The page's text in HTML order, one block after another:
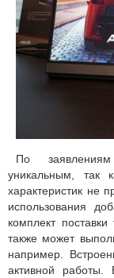
По заявлениям
уникальным, так
характеристик не
использования
комплект
также может
например.
активной работы.